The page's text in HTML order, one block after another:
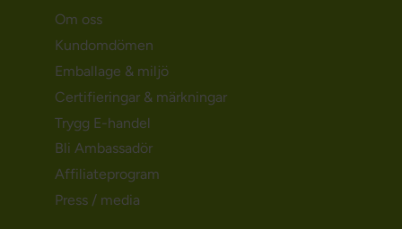
Om oss
Kundomdömen
Emballage & miljö
Certifieringar & märkningar
Trygg E-handel
Bli Ambassadör
Affiliateprogram
Press / media